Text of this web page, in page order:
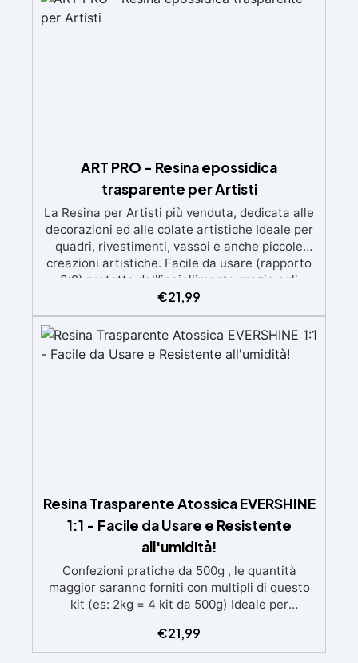
prolungato con la pelle.
ART PRO - Resina epossidica
trasparente per Artisti
La Resina per Artisti più venduta, dedicata alle
decorazioni ed alle colate artistiche Ideale per
quadri, rivestimenti, vassoi e anche piccole
creazioni artistiche. Facile da usare (rapporto
3:2) protetta dall’ingiallimento grazie agli
speciali filtri UV Formula densa : non cola via,
mantenendo i design precisi e puliti. Indurisce
in 12-24h garantendo una superficie lucida e
brillante
€21,99
Resina Trasparente Atossica EVERSHINE
1:1 - Facile da Usare e Resistente
all'umidità!
Confezioni pratiche da 500g , le quantità
maggior saranno forniti con multipli di questo
kit (es: 2kg = 4 kit da 500g) Ideale per
inizia. Sempre lucida: garantisce una finitura
brillante e uniforme in ogni condizione.
€21,99